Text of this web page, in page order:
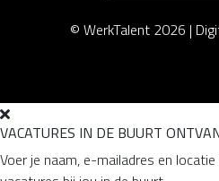
© WerkTalent 2026 |
VACATURES IN DE BUURT
Voer je naam, e-mailadres en